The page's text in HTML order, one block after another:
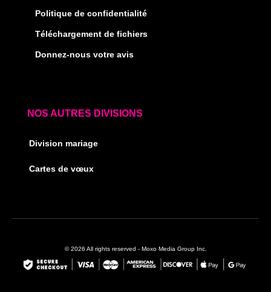
Politique de confidentialité
Téléchargement de fichiers
Donnez-nous votre avis
NOS AUTRES DIVISIONS
Division mariage
Cartes de vœux
© 2026 All rights reserved - Moxo Media Group Inc.